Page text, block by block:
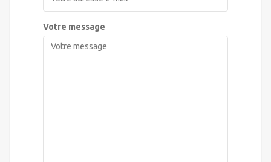
Votre message